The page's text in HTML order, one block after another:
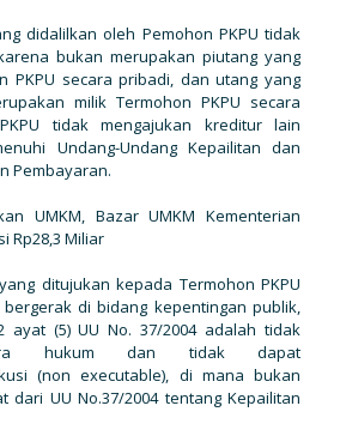
didalilkan oleh Pemohon PKPU tidak
bukan merupakan piutang yang
PKPU secara pribadi, dan utang yang
milik Termohon PKPU secara
tidak mengajukan kreditur lain
Undang-Undang Kepailitan dan
Pembayaran.
UMKM, Bazar UMKM Kementerian
Rp28,3 Miliar
ditujukan kepada Termohon PKPU
bergerak di bidang kepentingan publik,
ayat (5) UU No. 37/2004 adalah tidak
hukum dan tidak dapat
(non executable), di mana bukan
dari UU No.37/2004 tentang Kepailitan